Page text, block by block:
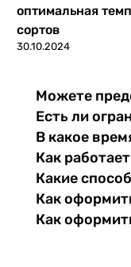
оптимальная
сортов
30.10.2024
Можете
Есть ли
В какое
Как
Какие
Как
Как